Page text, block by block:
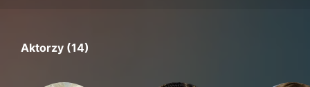
Aktorzy (14)